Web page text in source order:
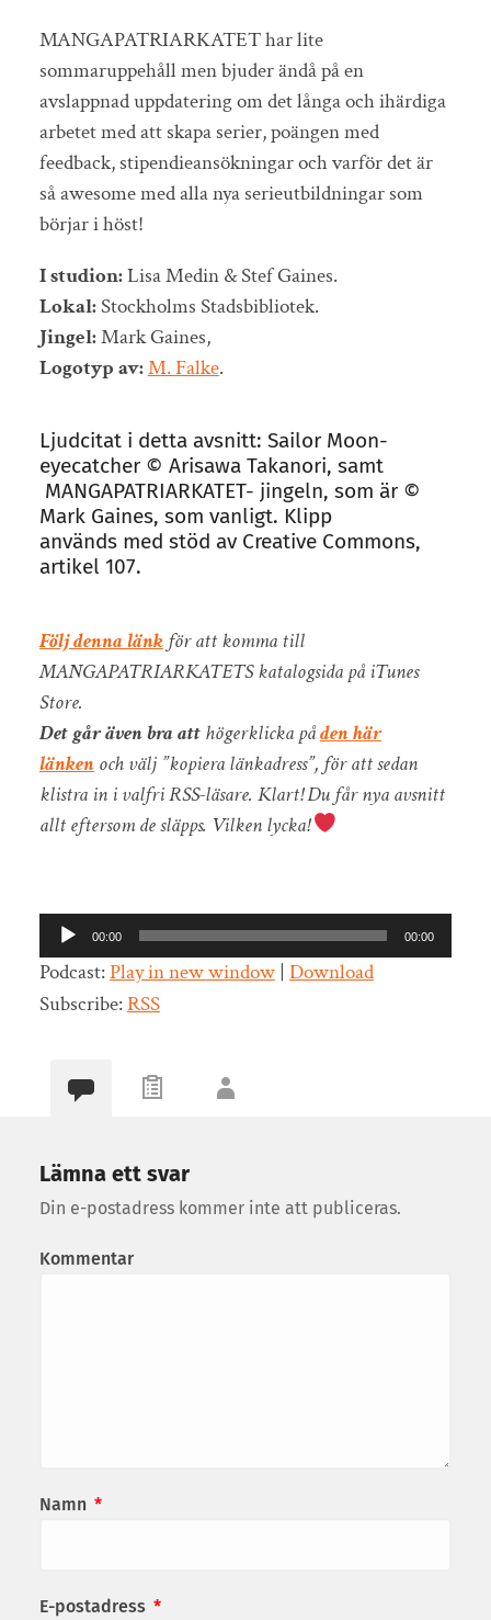
MANGAPATRIARKATET har lite
sommaruppehåll men bjuder ändå på en
avslappnad uppdatering om det långa och ihärdiga
arbetet med att skapa serier, poängen med
feedback, stipendieansökningar och varför det är
så awesome med alla nya serieutbildningar som
börjar i höst!
I studion:Lisa Medin & Stef Gaines.
Lokal:Stockholms Stadsbibliotek.
Jingel:Mark Gaines,
Logotyp av:M. Falke.
Ljudcitat i detta avsnitt: Sailor Moon-
eyecatcher © Arisawa Takanori, samt
MANGAPATRIARKATET- jingeln, som är ©
Mark Gaines, som vanligt. Klipp
används med stöd av Creative Commons,
artikel 107.
Följ denna länkför att komma till
MANGAPATRIARKATETS katalogsida på iTunes
Store.
Det går även bra att högerklicka påden här
länken och välj ”kopiera länkadress”, för att sedan
klistra in i valfri RSS-läsare. Klart! Du får nya avsnitt
allt eftersom de släpps. Vilken lycka!
Ljudspelare
00:00 00:00
Podcast:Play in new window|Download
Subscribe:RSS
Lämna ett svar
Din e-postadress kommer inte att publiceras.
Kommentar
Namn *
E-postadress *